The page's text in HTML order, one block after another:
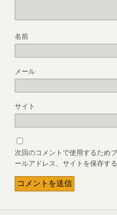
名前
メール
サイト
次回のコメントで使用するため
ールアドレス、サイトを保存する